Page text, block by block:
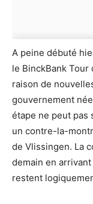
A peine débuté
le BinckBank
raison de
gouvernement
étape ne peut pas
un contre-la-
de Vlissingen. La
demain en
restent